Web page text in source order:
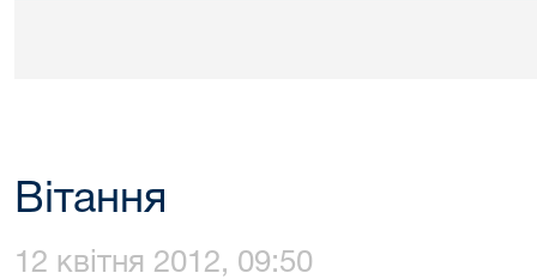
Вітання
12 квітня 2012, 09:50